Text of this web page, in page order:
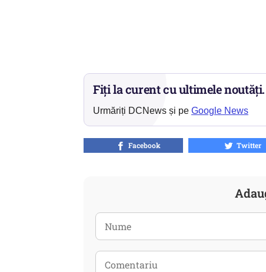
Fiți la curent cu ultimele noutăți.
Urmăriți DCNews și pe Google News
Facebook Twitter